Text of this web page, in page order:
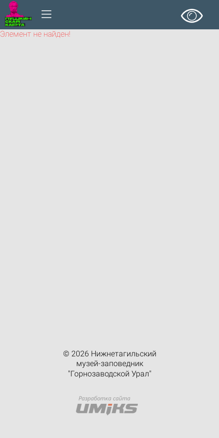
Элемент не найден!
© 2026 Нижнетагильский
музей-заповедник
"Горнозаводской Урал"